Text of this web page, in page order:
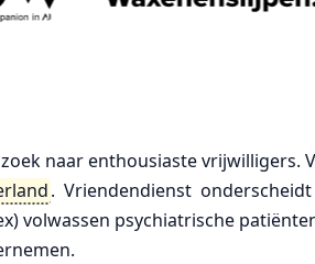
naar enthousiaste vrijwilligers.
. Vriendendienst
volwassen psychiatrische